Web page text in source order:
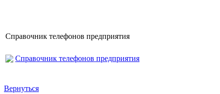
Справочник телефонов предприятия
Справочник телефонов предприятия
Вернуться